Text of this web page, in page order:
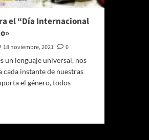
el “Día Internacional
18 noviembre, 2021
0
un lenguaje universal, nos
cada instante de nuestras
el género, todos